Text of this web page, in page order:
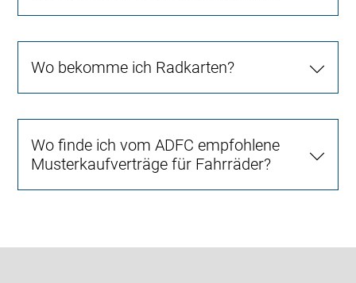
Wo bekomme ich Radkarten?
Wo finde ich vom ADFC empfohlene
Musterkaufverträge für Fahrräder?